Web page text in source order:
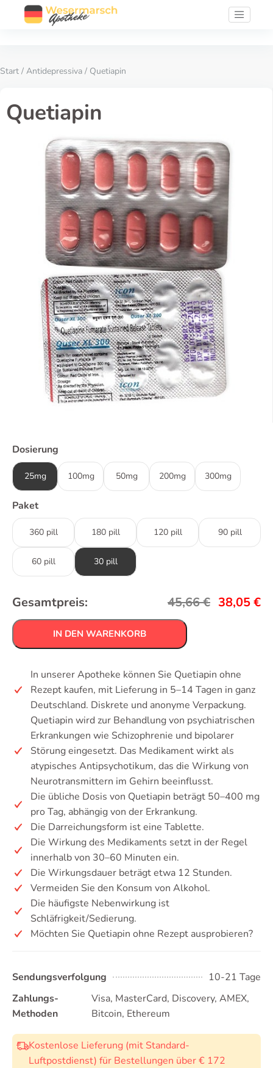
Start / Antidepressiva / Quetiapin
Quetiapin
Dosierung
25mg 100mg 50mg 200mg 300mg
Paket
360 pill 180 pill 120 pill 90 pill
60 pill 30 pill
Gesamtpreis: 45,66€ 38,05€
IN DEN WARENKORB
In unserer Apotheke können Sie Quetiapin ohne
Rezept kaufen, mit Lieferung in 5–14 Tagen in ganz
Deutschland. Diskrete und anonyme Verpackung.
Quetiapin wird zur Behandlung von psychiatrischen
Erkrankungen wie Schizophrenie und bipolarer
Störung eingesetzt. Das Medikament wirkt als
atypisches Antipsychotikum, das die Wirkung von
Neurotransmittern im Gehirn beeinflusst.
Die übliche Dosis von Quetiapin beträgt 50–400 mg
pro Tag, abhängig von der Erkrankung.
Die Darreichungsform ist eine Tablette.
Die Wirkung des Medikaments setzt in der Regel
innerhalb von 30–60 Minuten ein.
Die Wirkungsdauer beträgt etwa 12 Stunden.
Vermeiden Sie den Konsum von Alkohol.
Die häufigste Nebenwirkung ist
Schläfrigkeit/Sedierung.
Möchten Sie Quetiapin ohne Rezept ausprobieren?
Sendungsverfolgung
10-21 Tage
Zahlungs-
Methoden
Visa, MasterCard, Discovery, AMEX,
Bitcoin, Ethereum
Kostenlose Lieferung (mit Standard-
Luftpostdienst) für Bestellungen über € 172